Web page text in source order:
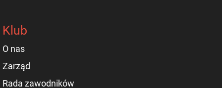
Klub
O nas
Zarząd
Rada zawodników